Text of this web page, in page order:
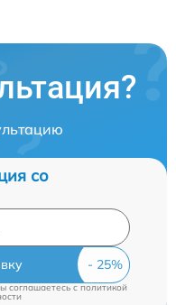
со
соглашаетесь cполитикой